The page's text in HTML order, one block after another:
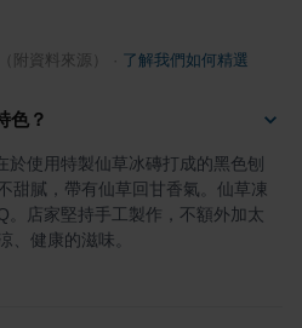
附資料來源） 了解我們如何精選
色？
於使用特製仙草冰磚打成的黑色刨
甜膩，帶有仙草回甘香氣。仙草凍
。店家堅持手工製作，不額外加太
、健康的滋味。